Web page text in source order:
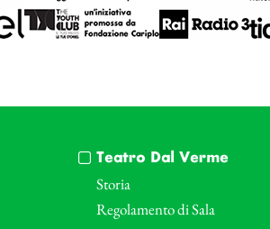
Teatro Dal Verme
Storia
Regolamento di Sala